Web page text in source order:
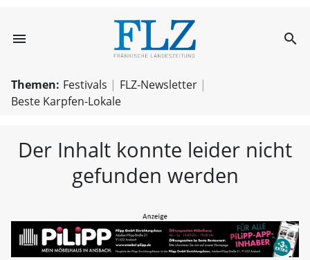
menu FLZ – search
Themen: Festivals
FLZ-Newsletter
Beste Karpfen-Lokale
Der Inhalt konnte leider nicht
gefunden werden